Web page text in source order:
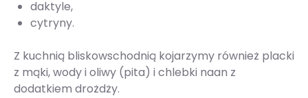
daktyle,
cytryny.
Z kuchnią bliskowschodnią kojarzymy również placki
z mąki, wody i oliwy (pita) i chlebki naan z
dodatkiem drożdży.